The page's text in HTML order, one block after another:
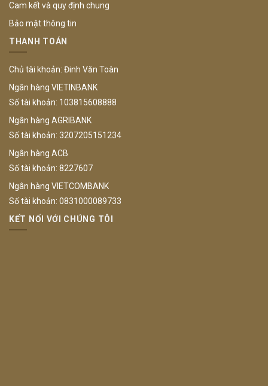
Cam kết và quy định chung
Bảo mật thông tin
THANH TOÁN
Chủ tài khoản: Đinh Văn Toàn
Ngân hàng VIETINBANK
Số tài khoản: 103815608888
Ngân hàng AGRIBANK
Số tài khoản: 3207205151234
Ngân hàng ACB
Số tài khoản: 8227607
Ngân hàng VIETCOMBANK
Số tài khoản: 0831000089733
KẾT NỐI VỚI CHÚNG TÔI